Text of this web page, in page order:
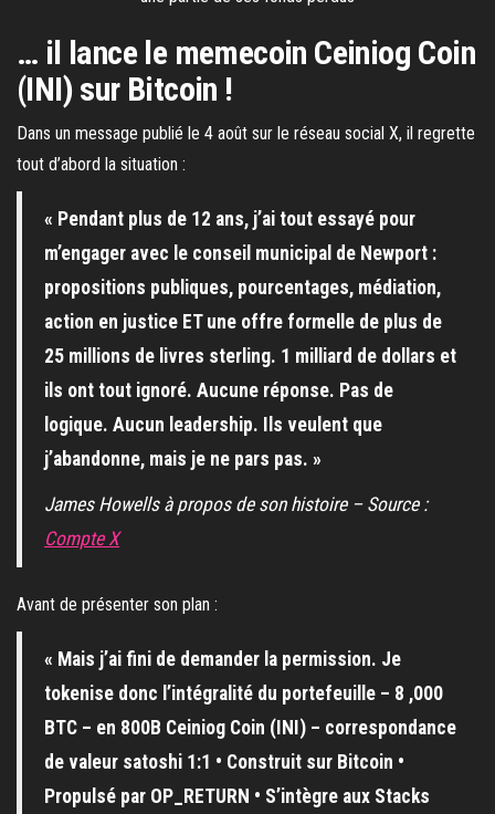
… il lance le memecoin Ceiniog Coin
(INI) sur Bitcoin !
Dans un message publié le 4 août sur le réseau social X, il regrette
tout d’abord la situation :
« Pendant plus de 12 ans, j’ai tout essayé pour
m’engager avec le conseil municipal de Newport :
propositions publiques, pourcentages, médiation,
action en justice ET une offre formelle de plus de
25 millions de livres sterling. 1 milliard de dollars et
ils ont tout ignoré. Aucune réponse. Pas de
logique. Aucun leadership. Ils veulent que
j’abandonne, mais je ne pars pas. »
James Howells à propos de son histoire – Source :
Compte X
Avant de présenter son plan :
« Mais j’ai fini de demander la permission. Je
tokenise donc l’intégralité du portefeuille – 8 ,000
BTC – en 800B Ceiniog Coin (INI) – correspondance
de valeur satoshi 1:1 • Construit sur Bitcoin •
Propulsé par OP_RETURN • S’intègre aux Stacks